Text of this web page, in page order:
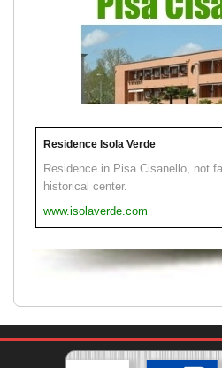
Residence Isola Verde
Residence in Pisa Cisanello, not
historical center.
www.isolaverde.com